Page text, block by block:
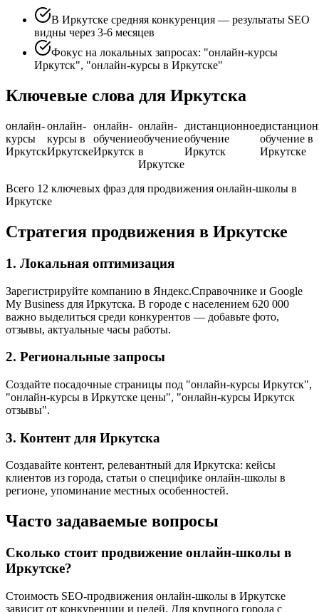
В Иркутске средняя конкуренция — результаты SEO
видны через 3-6 месяцев
Фокус на локальных запросах: "онлайн-курсы
Иркутск", "онлайн-курсы в Иркутске"
Ключевые слова для Иркутска
онлайн-
курсы
Иркутск
онлайн-
курсы в
Иркутске
онлайн-
обучение
Иркутск
онлайн-
обучение
в
Иркутске
дистанционное
обучение
Иркутск
обучение в
Иркутске
Всего 12 ключевых фраз для продвижения онлайн-школы в
Иркутске
Стратегия продвижения в Иркутске
1. Локальная оптимизация
Зарегистрируйте компанию в Яндекс.Справочнике и Google
My Business для Иркутска. В городе с населением 620 000
важно выделиться среди конкурентов — добавьте фото,
отзывы, актуальные часы работы.
2. Региональные запросы
Создайте посадочные страницы под "онлайн-курсы Иркутск",
"онлайн-курсы в Иркутске цены", "онлайн-курсы Иркутск
отзывы".
3. Контент для Иркутска
Создавайте контент, релевантный для Иркутска: кейсы
клиентов из города, статьи о специфике онлайн-школы в
регионе, упоминание местных особенностей.
Часто задаваемые вопросы
Сколько стоит продвижение онлайн-школы в
Иркутске?
Стоимость SEO-продвижения онлайн-школы в Иркутске
зависит от конкуренции и целей. Для крупного города с